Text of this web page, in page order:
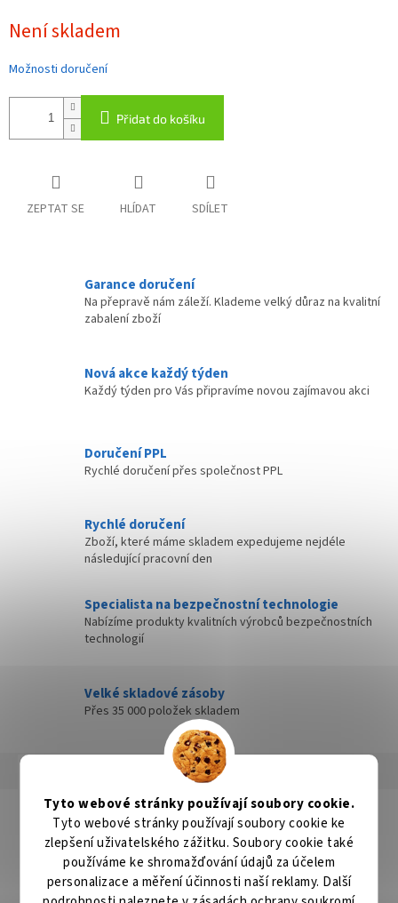
Tyto webové stránky používají soubory cookie.
Tyto webové stránky používají soubory cookie ke
zlepšení uživatelského zážitku. Soubory cookie také
používáme ke shromažďování údajů za účelem
personalizace a měření účinnosti naší reklamy. Další
cena:
Není skladem
Možnosti doručení
Přidat do košíku
ZEPTAT SE HLÍDAT SDÍLET
Garance doručení
Na přepravě nám záleží. Klademe velký důraz na kvalitní
zabalení zboží
Nová akce každý týden
Každý týden pro Vás připravíme novou zajímavou akci
Doručení PPL
Rychlé doručení přes společnost PPL
Rychlé doručení
Zboží, které máme skladem expedujeme nejdéle
následující pracovní den
Specialista na bezpečnostní technologie
Nabízíme produkty kvalitních výrobců bezpečnostních
technologií
Velké skladové zásoby
Přes 35 000 položek skladem
Diskuze
Detailní popis produktu
Popis produktu není dostupný